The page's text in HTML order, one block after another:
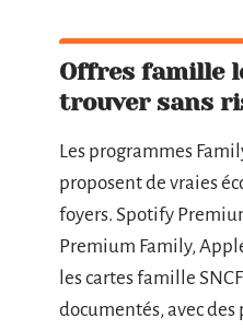
Offres famille
trouver sans
Les programmes
proposent de vraies
foyers. Spotify
Premium Family,
les cartes famille
documentés, avec